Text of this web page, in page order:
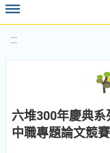
:::
六堆300年慶典
中職專題論文競賽